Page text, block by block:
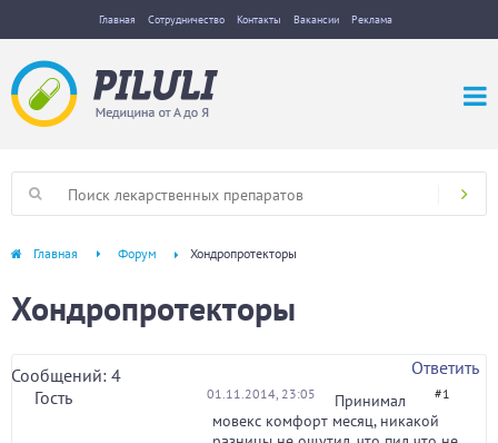
Главная Сотрудничество Контакты Вакансии Реклама
Главная Форум Хондропротекторы
Хондропротекторы
Сообщений: 4
Ответить
Гость
01.11.2014, 23:05 #1
Принимал
мовекс комфорт месяц, никакой